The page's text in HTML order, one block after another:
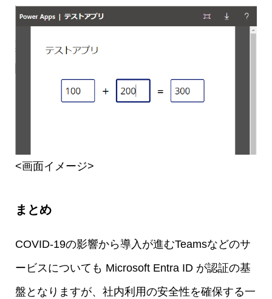
<画面イメージ>
まとめ
COVID-19の影響から導入が進むTeamsなどのサ
ービスについても Microsoft Entra ID が認証の基
盤となりますが、社内利用の安全性を確保する一